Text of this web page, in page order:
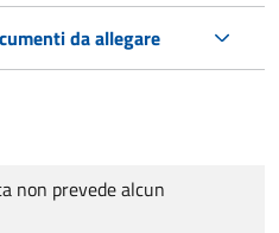
da allegare
non prevede alcun